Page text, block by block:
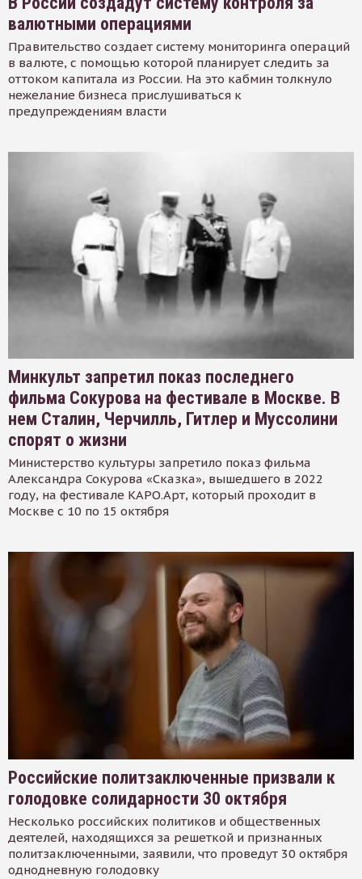
валютными операциями
Правительство создает систему мониторинга операций
в валюте, с помощью которой планирует следить за
оттоком капитала из России. На это кабмин толкнуло
нежелание бизнеса прислушиваться к
предупреждениям власти
Минкульт запретил показ последнего
фильма Сокурова на фестивале в Москве. В
нем Сталин, Черчилль, Гитлер и Муссолини
спорят о жизни
Министерство культуры запретило показ фильма
Александра Сокурова «Сказка», вышедшего в 2022
году, на фестивале КАРО.Арт, который проходит в
Москве с 10 по 15 октября
Российские политзаключенные призвали к
голодовке солидарности 30 октября
Несколько российских политиков и общественных
деятелей, находящихся за решеткой и признанных
политзаключенными, заявили, что проведут 30 октября
однодневную голодовку